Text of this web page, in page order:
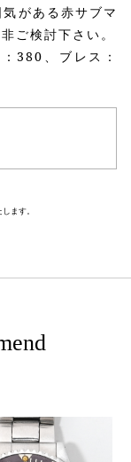
がある赤サブマ
ご検討下さい。
380、ブレス：
ます。